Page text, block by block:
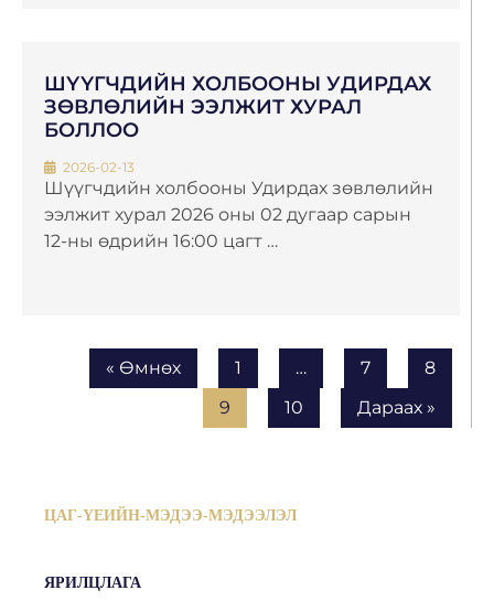
ШҮҮГЧДИЙН ХОЛБООНЫ УДИРДАХ
ЗӨВЛӨЛИЙН ЭЭЛЖИТ ХУРАЛ
БОЛЛОО
2026-02-13
Шүүгчдийн холбооны Удирдах зөвлөлийн
ээлжит хурал 2026 оны 02 дугаар сарын
12-ны өдрийн 16:00 цагт …
« Өмнөх 1 … 7
8
9
10 Дараах »
ЦАГ-ҮЕИЙН-МЭДЭЭ-МЭДЭЭЛЭЛ
ЯРИЛЦЛАГА